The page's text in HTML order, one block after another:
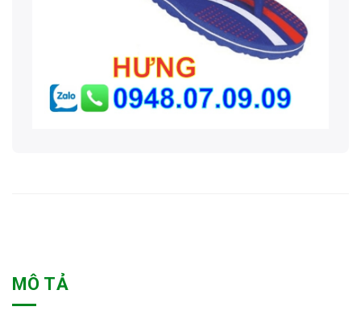
MÔ TẢ